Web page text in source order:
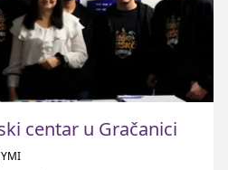
centar u Gračanici
YMI